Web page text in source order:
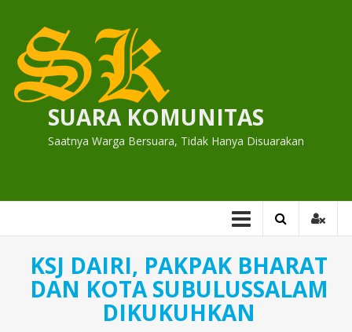
content
SUARA KOMUNITAS
Saatnya Warga Bersuara, Tidak Hanya Disuarakan
KSJ DAIRI, PAKPAK BHARAT
DAN KOTA SUBULUSSALAM
DIKUKUHKAN